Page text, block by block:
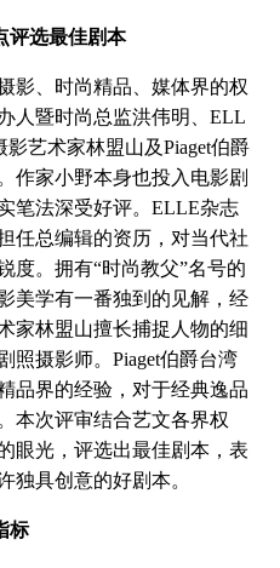
选最佳剧本
、时尚精品、媒体界的权
人暨时尚总监洪伟明、ELL
艺术家林盟山及Piaget伯爵
作家小野本身也投入电影剧
笔法深受好评。ELLE杂志
任总编辑的资历，对当代社
度。拥有“时尚教父”名号的
美学有一番独到的见解，经
家林盟山擅长捕捉人物的细
照摄影师。Piaget伯爵台湾
品界的经验，对于经典逸品
本次评审结合艺文各界权
眼光，评选出最佳剧本，表
独具创意的好剧本。
标